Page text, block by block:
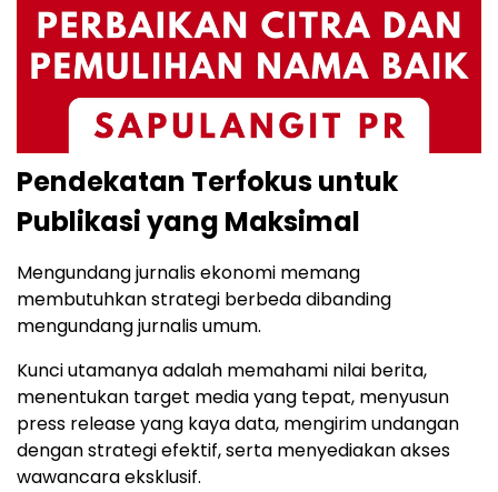
Pendekatan Terfokus untuk
Publikasi yang Maksimal
Mengundang jurnalis ekonomi memang
membutuhkan strategi berbeda dibanding
mengundang jurnalis umum.
Kunci utamanya adalah memahami nilai berita,
menentukan target media yang tepat, menyusun
press release yang kaya data, mengirim undangan
dengan strategi efektif, serta menyediakan akses
wawancara eksklusif.